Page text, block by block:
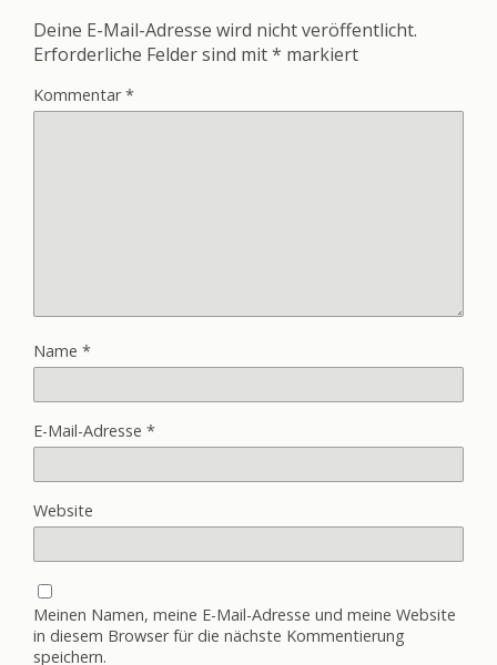
Deine E-Mail-Adresse wird nicht veröffentlicht.
Erforderliche Felder sind mit* markiert
Kommentar*
Name *
E-Mail-Adresse *
Website
Meinen Namen, meine E-Mail-Adresse und meine Website
in diesem Browser für die nächste Kommentierung
speichern.